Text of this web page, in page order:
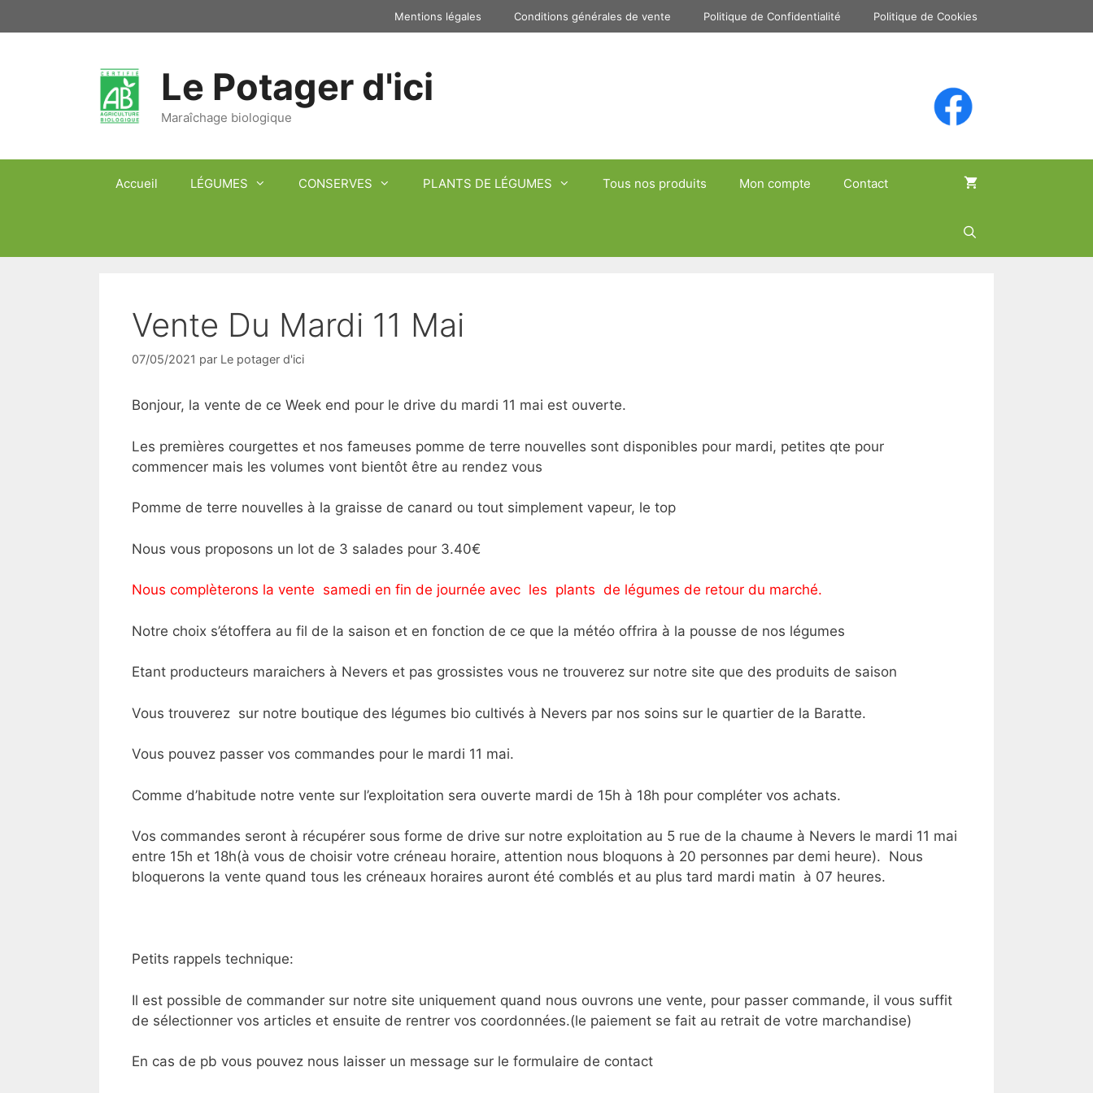
au
Mentions légales Conditions générales de vente Politique de Confidentialité Politique de Cookies
Le Potager d'ici
Maraîchage biologique
Accueil LÉGUMES CONSERVES PLANTS DE LÉGUMES Tous nos produits Mon compte Contact
Vente Du Mardi 11 Mai
07/05/2021 par Le potager d'ici
Bonjour, la vente de ce Week end pour le drive du mardi 11 mai est ouverte.
Les premières courgettes et nos fameuses pomme de terre nouvelles sont disponibles pour mardi, petites qte pour
commencer mais les volumes vont bientôt être au rendez vous
Pomme de terre nouvelles à la graisse de canard ou tout simplement vapeur, le top
Nous vous proposons un lot de 3 salades pour 3.40€
Nous complèterons la vente samedi en fin de journée avec les plants de légumes de retour du marché.
Notre choix s’étoffera au fil de la saison et en fonction de ce que la météo offrira à la pousse de nos légumes
Etant producteurs maraichers à Nevers et pas grossistes vous ne trouverez sur notre site que des produits de saison
Vous trouverez sur notre boutique des légumes bio cultivés à Nevers par nos soins sur le quartier de la Baratte.
Vous pouvez passer vos commandes pour le mardi 11 mai.
Comme d’habitude notre vente sur l’exploitation sera ouverte mardi de 15h à 18h pour compléter vos achats.
Vos commandes seront à récupérer sous forme de drive sur notre exploitation au 5 rue de la chaume à Nevers le mardi 11 mai
entre 15h et 18h(à vous de choisir votre créneau horaire, attention nous bloquons à 20 personnes par demi heure). Nous
bloquerons la vente quand tous les créneaux horaires auront été comblés et au plus tard mardi matin à 07 heures.
Petits rappels technique:
Il est possible de commander sur notre site uniquement quand nous ouvrons une vente, pour passer commande, il vous suffit
de sélectionner vos articles et ensuite de rentrer vos coordonnées.(le paiement se fait au retrait de votre marchandise)
En cas de pb vous pouvez nous laisser un message sur le formulaire de contact